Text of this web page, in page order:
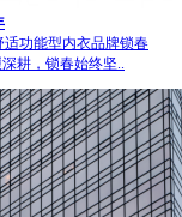
适功能型内衣品牌锁春
耕，锁春始终坚..